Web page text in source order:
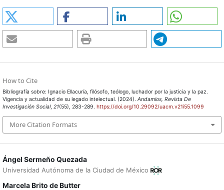
Ángel Sermeño Quezada
Universidad Autónoma de la Ciudad de México
Marcela Brito de Butter
How to Cite
Bibliografía sobre: Ignacio Ellacuría, filósofo, teólogo, luchador por la justicia y la paz.
Vigencia y actualidad de su legado intelectual. (2024). Andamios, Revista De
Investigación Social, 21(55), 283-289. https://doi.org/10.29092/uacm.v21i55.1099
More Citation Formats